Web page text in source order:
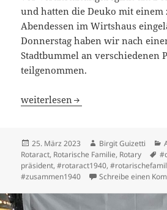
und hatten die Deuko mit einem
Abendessen im Wirtshaus
Donnerstag haben wir nach
Stadtbummel an verschiedenen
teilgenommen.
Schön Euch wiedergeseen zu
weiterlesen
Veröffentlicht
am
25. März 2023 Autor
Birgit Guizetti
Rotaract, Rotarische Familie, Rotary
präsident,#rotaract1940,
#zusammen1940
Schreibe einen